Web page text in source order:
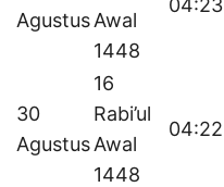
AgustusAwal
1448
04:23
30
Agustus
16
Rabi’ul
Awal
1448
04:22